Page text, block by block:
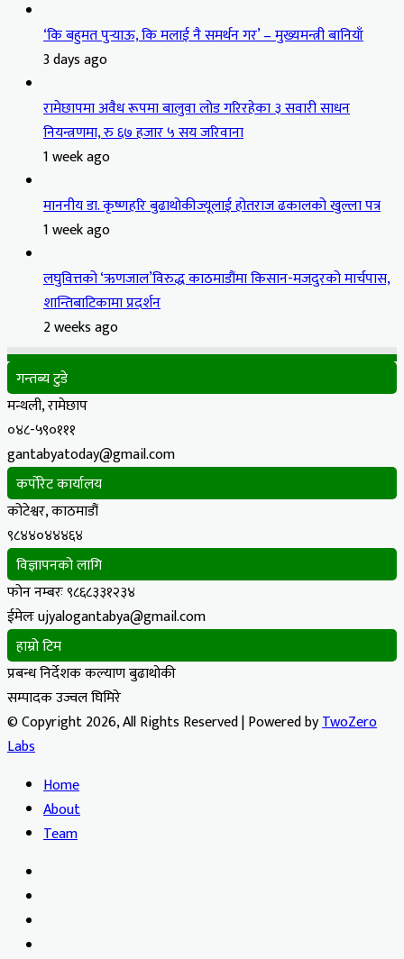
‘कि बहुमत पुर्‍याऊ, कि मलाई नै समर्थन गर’ – मुख्यमन्त्री बानियाँ
3 days ago
रामेछापमा अवैध रूपमा बालुवा लोड गरिरहेका ३ सवारी साधन
नियन्त्रणमा, रु ६७ हजार ५ सय जरिवाना
1 week ago
माननीय डा. कृष्णहरि बुढाथोकीज्यूलाई होतराज ढकालको खुल्ला पत्र
1 week ago
लघुवित्तको ‘ऋणजाल’विरुद्ध काठमाडौंमा किसान-मजदुरको मार्चपास,
शान्तिबाटिकामा प्रदर्शन
2 weeks ago
गन्तब्य टुडे
मन्थली, रामेछाप
०४८-५९०१११
gantabyatoday@gmail.com
कर्पोरेट कार्यालय
कोटेश्वर, काठमाडौं
९८४४०४४४६४
विज्ञापनको लागि
फोन नम्बरः ९८६८३३१२३४
ईमेलः ujyalogantabya@gmail.com
हाम्रो टिम
प्रबन्ध निर्देशक कल्याण बुढाथोकी
सम्पादक उज्वल घिमिरे
© Copyright 2026, All Rights Reserved | Powered byTwoZero
Labs
Home
About
Team